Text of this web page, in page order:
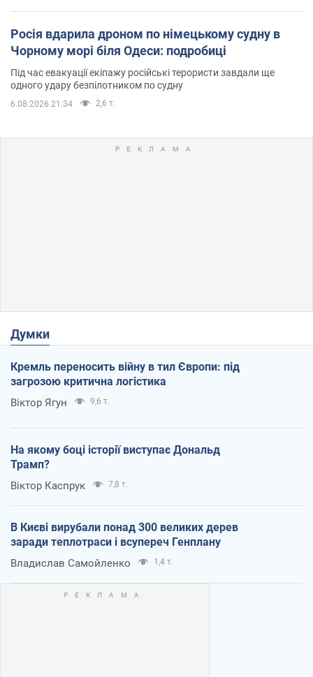
Росія вдарила дроном по німецькому судну в
Чорному морі біля Одеси: подробиці
Під час евакуації екіпажу російські терористи завдали ще
одного удару безпілотником по судну
6.08.2026 21:34 2,6 т.
Думки
Кремль переносить війну в тил Європи: під
загрозою критична логістика
Віктор Ягун 9,6 т.
На якому боці історії виступає Дональд
Трамп?
Віктор Каспрук 7,8 т.
В Києві вирубали понад 300 великих дерев
заради теплотраси і всупереч Генплану
Владислав Самойленко 1,4 т.